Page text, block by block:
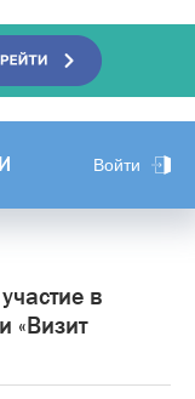
Войти
в
«Визит